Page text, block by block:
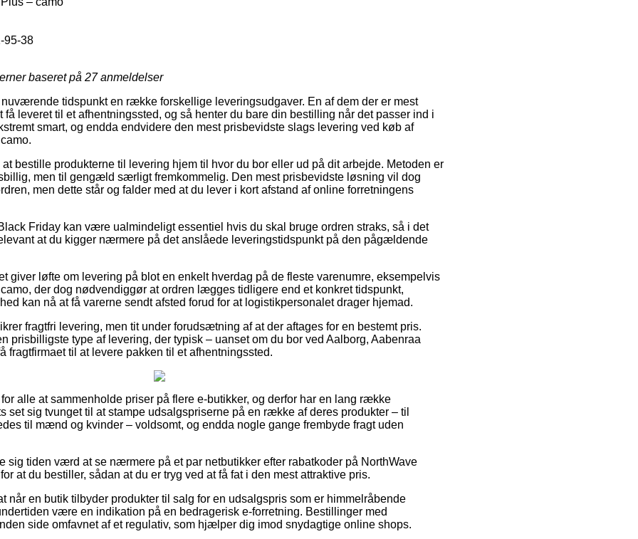
95-38
baseret på 27anmeldelser
tidspunkt en række forskellige leveringsudgaver. En af dem der er mest
få leveret til et afhentningssted, og så henter du bare din bestilling når det passer ind i
smart, og endda endvidere den mest prisbevidste slags levering ved køb af
bestille produkterne til levering hjem til hvor du bor eller ud på dit arbejde. Metoden er
men til gengæld særligt fremkommelig. Den mest prisbevidste løsning vil dog
men dette står og falder med at du lever i kort afstand af online forretningens
Friday kan være ualmindeligt essentiel hvis du skal bruge ordren straks, så i det
at du kigger nærmere på det anslåede leveringstidspunkt på den pågældende
giver løfte om levering på blot en enkelt hverdag på de fleste varenumre, eksempelvis
der dog nødvendiggør at ordren lægges tidligere end et konkret tidspunkt,
kan nå at få varerne sendt afsted forud for at logistikpersonalet drager hjemad.
fragtfri levering, men tit under forudsætning af at der aftages for en bestemt pris.
prisbilligste type af levering, der typisk – uanset om du bor ved Aalborg, Aabenraa
fragtfirmaet til at levere pakken til et afhentningssted.
alle at sammenholde priser på flere e-butikker, og derfor har en lang række
set sig tvunget til at stampe udsalgspriserne på en række af deres produkter – til
til mænd og kvinder – voldsomt, og endda nogle gange frembyde fragt uden
sig tiden værd at se nærmere på et par netbutikker efter rabatkoder på NorthWave
at du bestiller, sådan at du er tryg ved at få fat i den mest attraktive pris.
når en butik tilbyder produkter til salg for en udsalgspris som er himmelråbende
være en indikation på en bedragerisk e-forretning. Bestillinger med
side omfavnet af et regulativ, som hjælper dig imod snydagtige online shops.